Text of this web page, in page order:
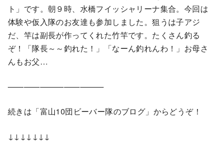
ト」です。朝９時、水橋フイッシャリーナ集合。今回は
体験や仮入隊のお友達も参加しました。狙うは子アジ
だ、竿は副長が作ってくれた竹竿です。たくさん釣る
ぞ！「隊長～～釣れた！」「なーん釣れんわ！」お母さ
んもお父…
————————————
続きは「富山10団ビーバー隊のブログ」からどうぞ！
↓↓↓↓↓↓↓